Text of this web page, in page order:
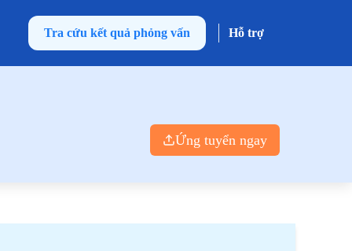
Tra cứu kết quả phỏng vấn Hỗ trợ
Ứng tuyển ngay